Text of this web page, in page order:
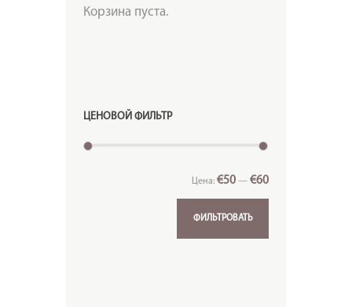
Корзина пуста.
ЦЕНОВОЙ ФИЛЬТР
ФИЛЬТРОВАТЬ
Цена:€50 —€60